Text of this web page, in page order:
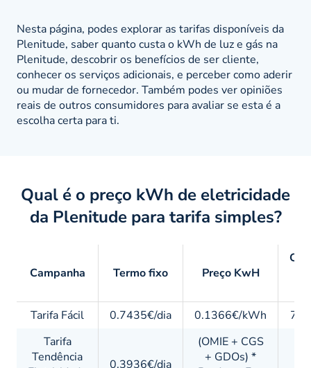
Nesta página, podes explorar as tarifas disponíveis da
Plenitude, saber quanto custa o kWh de luz e gás na
Plenitude, descobrir os benefícios de ser cliente,
conhecer os serviços adicionais, e perceber como aderir
ou mudar de fornecedor. Também podes ver opiniões
reais de outros consumidores para avaliar se esta é a
escolha certa para ti.
Qual é o preço kWh de eletricidade
da Plenitude para tarifa simples?
Campanha Termo fixo Preço KwH
Tarifa Fácil
0.7435€/dia 0.1366€/kWh
Tarifa
Tendência
0.3936€/dia
(OMIE + CGS
+ GDOs) *